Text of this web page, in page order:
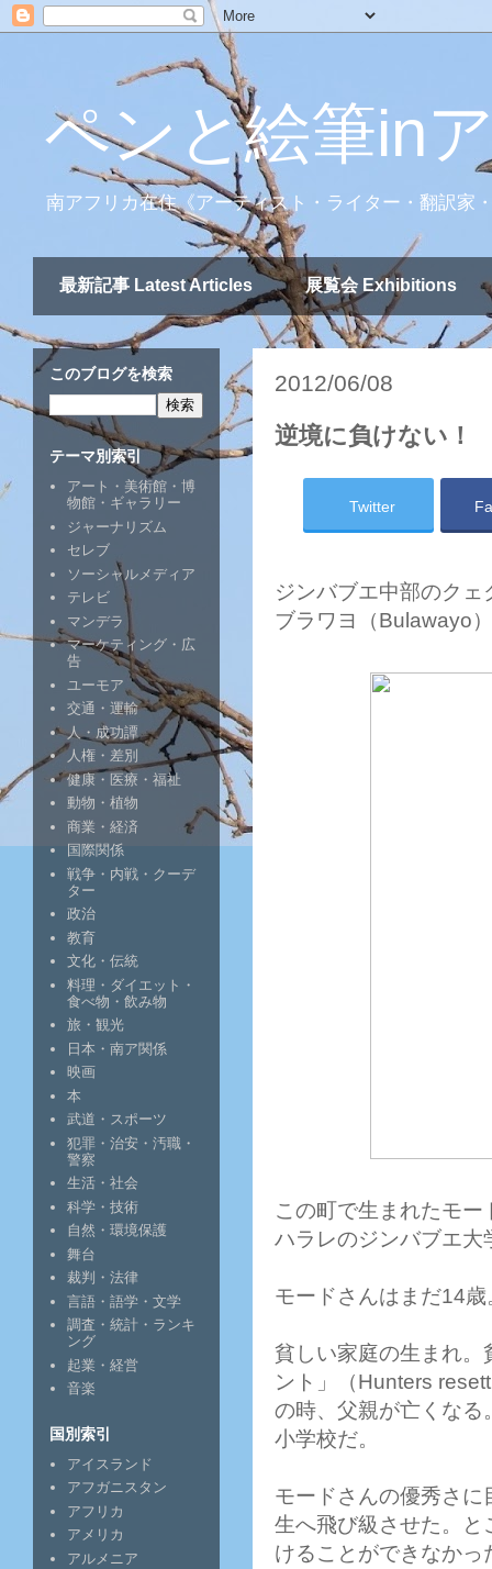
ペンと絵筆in
南アフリカ在住《アーティスト・ライター・翻訳家
最新記事 Latest Articles 展覧会 Exhibitions
2012/06/08
逆境に負けない
Twitter
ジンバブエ中部のク
ブラワヨ（Bulawayo
この町で生まれたモ
ハラレのジンバブエ
モードさんはまだ14
貧しい家庭の生まれ。
ント」（Hunters
の時、父親が亡くな
小学校だ。
モードさんの優秀さ
生へ飛び級させた。
けることができなか
このブログを検索
テーマ別索引
アート・美術館・博
物館・ギャラリー
ジャーナリズム
セレブ
ソーシャルメディア
テレビ
マンデラ
マーケティング・広
告
ユーモア
交通・運輸
人・成功譚
人権・差別
健康・医療・福祉
動物・植物
商業・経済
国際関係
戦争・内戦・クーデ
ター
政治
教育
文化・伝統
料理・ダイエット・
食べ物・飲み物
旅・観光
日本・南ア関係
映画
本
武道・スポーツ
犯罪・治安・汚職・
警察
生活・社会
科学・技術
自然・環境保護
舞台
裁判・法律
言語・語学・文学
調査・統計・ランキ
ング
起業・経営
音楽
国別索引
アイスランド
アフガニスタン
アフリカ
アメリカ
アルメニア